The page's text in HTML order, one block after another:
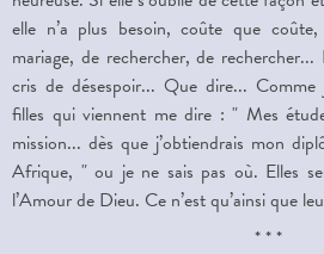
elle n’a plus besoin, coûte que
mariage, de rechercher, de
cris de désespoir... Que dire... Comme
filles qui viennent me dire : " Mes
mission... dès que j’obtiendrais mon
Afrique, " ou je ne sais pas où. Elles
l’Amour de Dieu. Ce n’est qu’ainsi que
* * *